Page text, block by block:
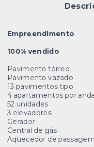
Empreendimento
100% vendido
Pavimento térreo
Pavimento vazado
13 pavimentos tipo
4 apartamentos por
52 unidades
3 elevadores
Gerador
Central de gás
Aquecedor de passagem